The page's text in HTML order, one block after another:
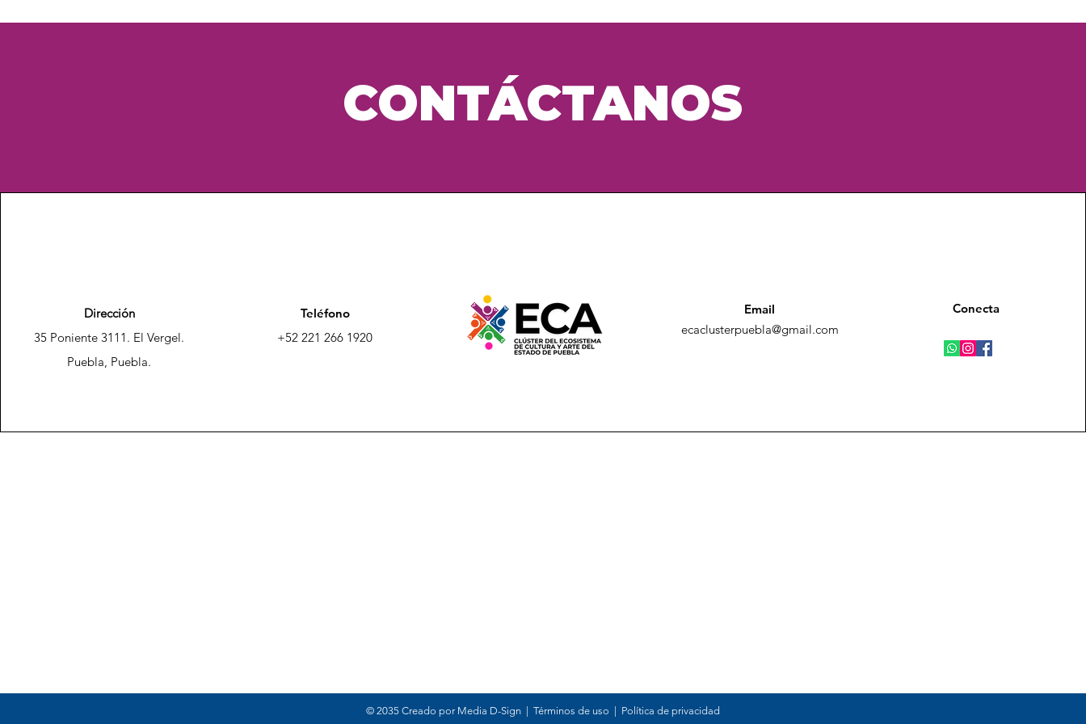
pues saben que en tu tienda pueden realizar compras
CONTÁCTANOS
Dirección
35 Poniente 3111. El Vergel.
Puebla, Puebla.
Teléfono
+52 221 266 1920
Email
ecaclusterpuebla@gmail.com
Conecta
© 2035 Creado por Media D-Sign Términos de uso Política de privacidad